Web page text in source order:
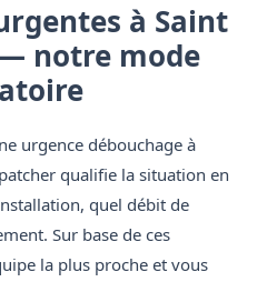
à Saint
notre mode
urgence débouchage à
qualifie la situation en
quel débit de
Sur base de ces
la plus proche et vous